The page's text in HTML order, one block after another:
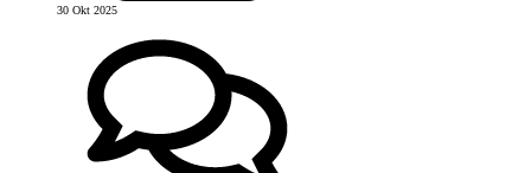
30 Okt 2025